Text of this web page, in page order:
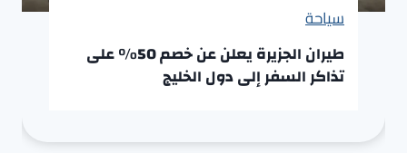
سياحة
طيران الجزيرة يعلن عن خصم 50% على
تذاكر السفر إلى دول الخليج